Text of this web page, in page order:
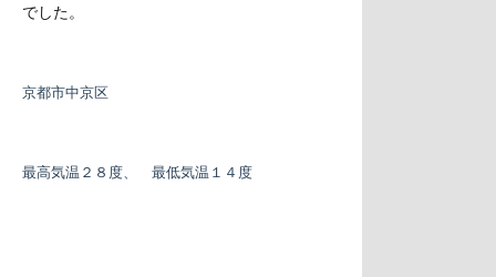
でした。
京都市中京区
最高気温２８度、 最低気温１４度